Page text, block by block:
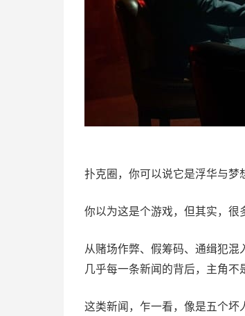
扑克圈，你可以说它是浮华与梦
你以为这是个游戏，但其实，
从赌场作弊、假筹码、通缉犯混
几乎每一条新闻的背后，主角不
这类新闻，乍一看，像是五个坏